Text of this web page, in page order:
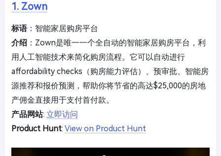
1. Zown
标语：智能家居购房平台
介绍 ：Zown是唯一一个全自动的智能家居购房平台，利
用人工智能技术来简化购房流程。它可以自动进行
affordability checks（购房能力评估）、预审批、智能房
源推荐和报价预测，帮助你将节省的高达$25,000的房地
产佣金直接用于支付首付款。
产品网站: 立即访问
Product Hunt: View on Product Hunt